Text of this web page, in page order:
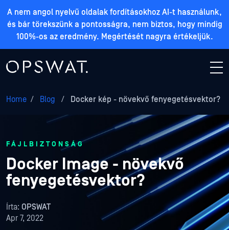
A nem angol nyelvű oldalak fordításokhoz AI-t használunk,
és bár törekszünk a pontosságra, nem biztos, hogy mindig
100%-os az eredmény. Megértését nagyra értékeljük.
Home / Blog / Docker kép - növekvő fenyegetésvektor?
FÁJLBIZTONSÁG
Docker Image - növekvő
fenyegetésvektor?
Írta: OPSWAT
Apr 7, 2022